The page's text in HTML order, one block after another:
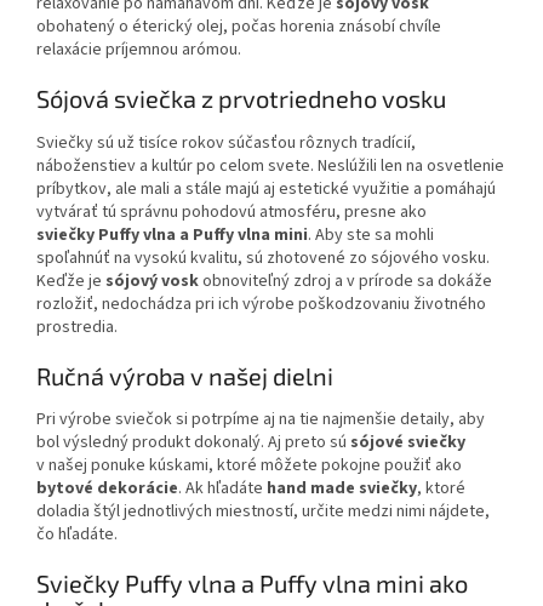
obohatený o éterický olej, počas horenia znásobí chvíle
relaxácie príjemnou arómou.
Sójová sviečka z prvotriedneho vosku
Sviečky sú už tisíce rokov súčasťou rôznych tradícií,
náboženstiev a kultúr po celom svete. Neslúžili len na osvetlenie
príbytkov, ale mali a stále majú aj estetické využitie a pomáhajú
vytvárať tú správnu pohodovú atmosféru, presne ako
sviečky Puffy vlna a Puffy vlna mini. Aby ste sa mohli
spoľahnúť na vysokú kvalitu, sú zhotovené zo sójového vosku.
Keďže je sójový voskobnoviteľný zdroj a v prírode sa dokáže
rozložiť, nedochádza pri ich výrobe poškodzovaniu životného
prostredia.
Ručná výroba v našej dielni
Pri výrobe sviečok si potrpíme aj na tie najmenšie detaily, aby
bol výsledný produkt dokonalý. Aj preto sú sójové sviečky
v našej ponuke kúskami, ktoré môžete pokojne použiť ako
bytové dekorácie. Ak hľadáte hand made sviečky, ktoré
doladia štýl jednotlivých miestností, určite medzi nimi nájdete,
čo hľadáte.
Sviečky Puffy vlna a Puffy vlna mini ako